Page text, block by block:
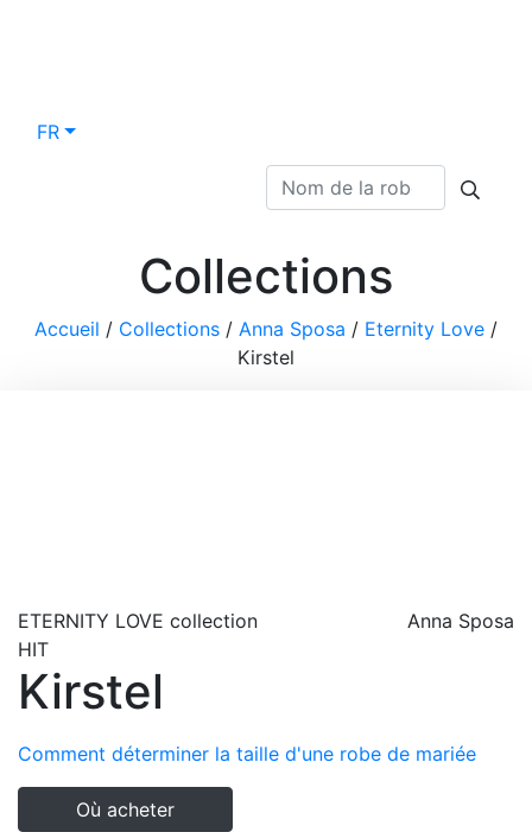
FR
Collections
Accueil / Collections / Anna Sposa / Eternity Love /
Kirstel
ETERNITY LOVE collection
Anna Sposa
HIT
Kirstel
Comment déterminer la taille d'une robe de mariée
Où acheter